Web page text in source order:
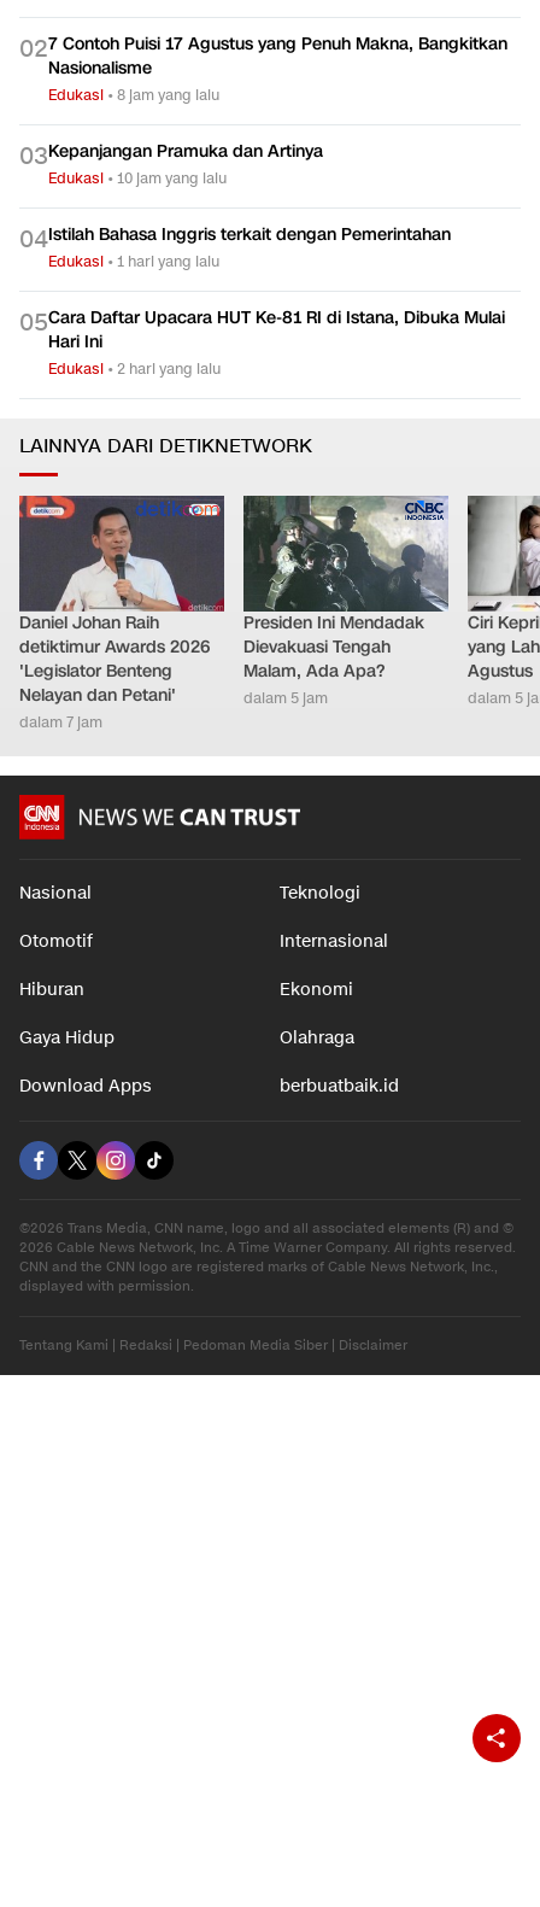
027 Contoh Puisi 17 Agustus yang Penuh Makna, Bangkitkan
Nasionalisme
Edukasi •8 jam yang lalu
03Kepanjangan Pramuka dan Artinya
Edukasi •10 jam yang lalu
04Istilah Bahasa Inggris terkait dengan Pemerintahan
Edukasi •1 hari yang lalu
05Cara Daftar Upacara HUT Ke-81 RI di Istana, Dibuka Mulai
Hari Ini
Edukasi •2 hari yang lalu
LAINNYA DARI DETIKNETWORK
Daniel Johan Raih
detiktimur Awards 2026
'Legislator Benteng
Nelayan dan Petani'
dalam 7 jam
Presiden Ini Mendadak
Dievakuasi Tengah
Malam, Ada Apa?
dalam 5 jam
Ciri
yang
Agustus
dalam 5
Nasional Teknologi
Otomotif Internasional
Hiburan Ekonomi
Gaya Hidup Olahraga
Download Apps berbuatbaik.id
©2026 Trans Media, CNN name, logo and all associated elements (R) and ©
2026 Cable News Network, Inc. A Time Warner Company. All rights reserved.
CNN and the CNN logo are registered marks of Cable News Network, Inc.,
displayed with permission.
Tentang Kami | Redaksi | Pedoman Media Siber | Disclaimer